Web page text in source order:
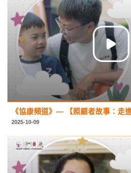
《協康頻道》— 【照顧者故事：走
2025-10-09